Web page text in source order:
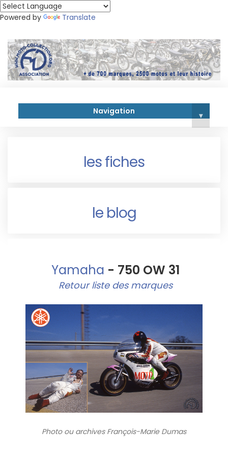
Powered by Translate
Navigation ▾
les fiches
le blog
Yamaha - 750 OW 31
Retour liste des marques
Photo ou archivesFrançois-Marie Dumas